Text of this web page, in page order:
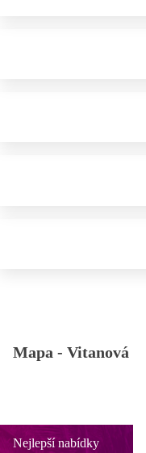
Mapa - Vitanová
Nejlepší nabídky